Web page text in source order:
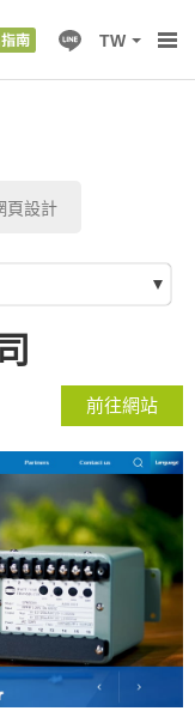
TW
頁設計
前往網站